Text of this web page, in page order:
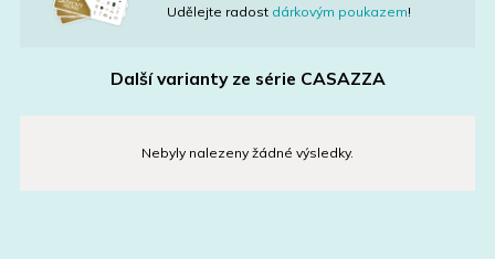
Udělejte radost dárkovým poukazem!
Další varianty ze série CASAZZA
Nebyly nalezeny žádné výsledky.